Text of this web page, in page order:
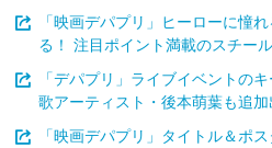
「映画デパプリ」ヒーローに憧
る！ 注目ポイント満載のスチー
「デパプリ」ライブイベントの
歌アーティスト・後本萌葉も追加
「映画デパプリ」タイトル＆ポ